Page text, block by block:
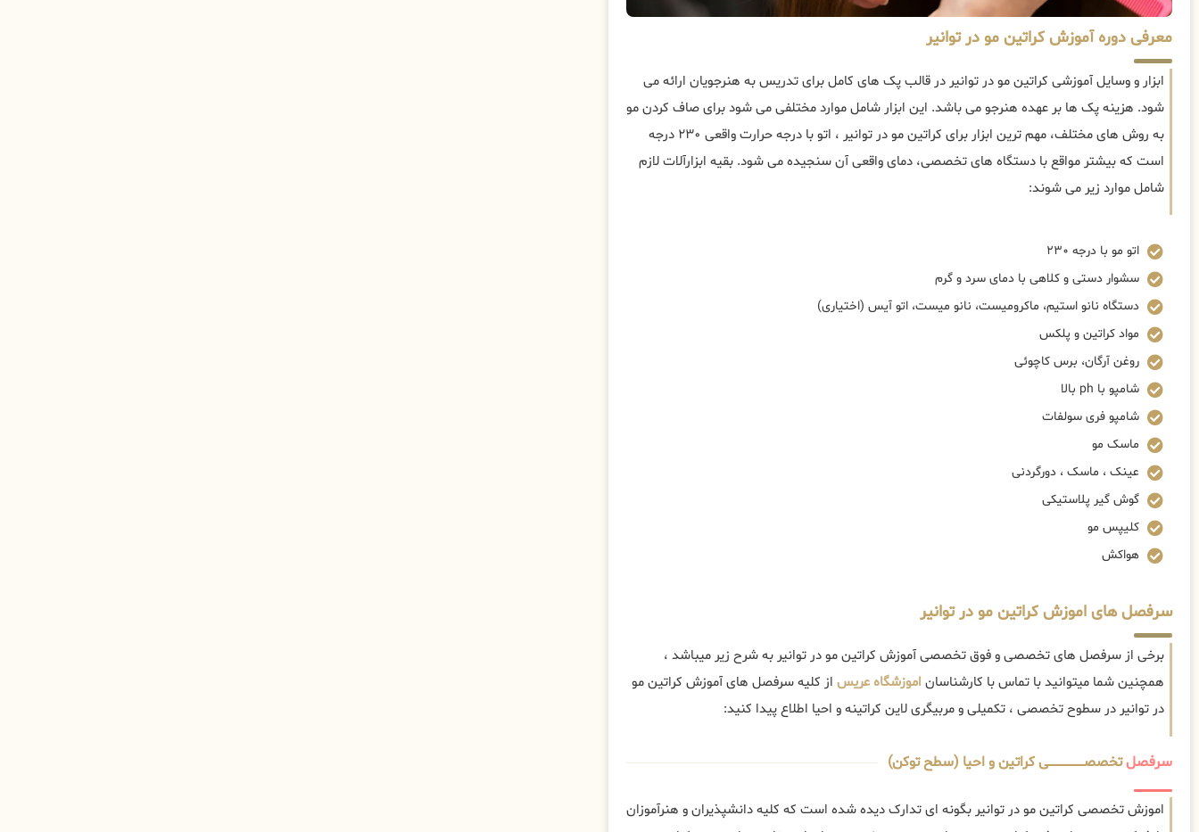
معرفی دوره آموزش کراتین مو در توانیر
ابزار و وسایل آموزشی کراتین مو در توانیر در قالب پک های کامل برای تدریس به هنرجویان ارائه می
شود. هزینه پک ها بر عهده هنرجو می باشد. این ابزار شامل موارد مختلفی می شود برای صاف کردن مو
به روش های مختلف، مهم ترین ابزار برای کراتین مو در توانیر ، اتو با درجه حرارت واقعی ۲۳۰ درجه
است که بیشتر مواقع با دستگاه های تخصصی، دمای واقعی آن سنجیده می شود. بقیه ابزارآلات لازم
شامل موارد زیر می شوند:
اتو مو با درجه ۲۳۰
سشوار دستی و کلاهی با دمای سرد و گرم
دستگاه نانو استیم، ماکرومیست، نانو میست، اتو آیس (اختیاری)
مواد کراتین و پلکس
روغن آرگان، برس کاچوئی
شامپو با ph بالا
شامپو فری سولفات
ماسک مو
عینک ، ماسک ، دورگردنی
گوش گیر پلاستیکی
کلیپس مو
هواکش
سرفصل های اموزش کراتین مو در توانیر
برخی از سرفصل های تخصصی و فوق تخصصی آموزش کراتین مو در توانیر به شرح زیر میباشد ،
همچنین شما میتوانید با تماس با کارشناسان اموزشگاه عریس از کلیه سرفصل های آموزش کراتین مو
در توانیر در سطوح تخصصی ، تکمیلی و مربیگری لاین کراتینه و احیا اطلاع پیدا کنید:
سرفصلتخصصــــــــــــــــــــی کراتین و احیا (سطح توکن)
اموزش تخصصی کراتین مو در توانیر بگونه ای تدارک دیده شده است که کلیه دانشپذیران و هنرآموزان